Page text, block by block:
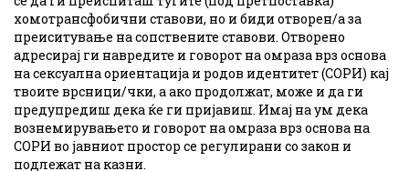
хомотрансфобични ставови, но и биди отворен/а за
преиситување на сопствените ставови. Отворено
адресирај ги навредите и говорот на омраза врз основа
на сексуална ориентација и родов идентитет (СОРИ) кај
твоите врсници/чки, а ако продолжат, може и да ги
предупредиш дека ќе ги пријавиш. Имај на ум дека
вознемирувањето и говорот на омраза врз основа на
СОРИ во јавниот простор се регулирани со закон и
подлежат на казни.